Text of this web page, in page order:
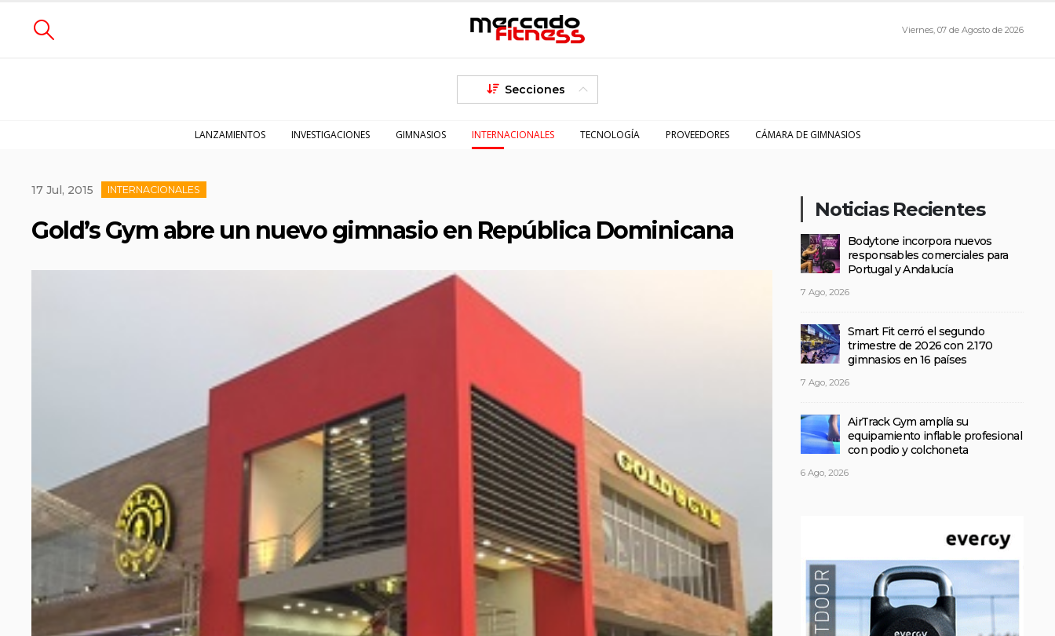
Viernes, 07 de Agosto de 2026
Secciones
LANZAMIENTOS INVESTIGACIONES GIMNASIOS INTERNACIONALES TECNOLOGÍA PROVEEDORES CÁMARA DE GIMNASIOS
17 Jul, 2015 INTERNACIONALES
Gold’s Gym abre un nuevo gimnasio en República Dominicana
Noticias Recientes
Bodytone incorpora nuevos
responsables comerciales para
Portugal y Andalucía
7 Ago, 2026
Smart Fit cerró el segundo
trimestre de 2026 con 2.170
gimnasios en 16 países
7 Ago, 2026
AirTrack Gym amplía su
equipamiento inflable profesional
con podio y colchoneta
6 Ago, 2026